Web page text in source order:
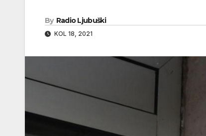
By Radio Ljubuški
KOL 18, 2021